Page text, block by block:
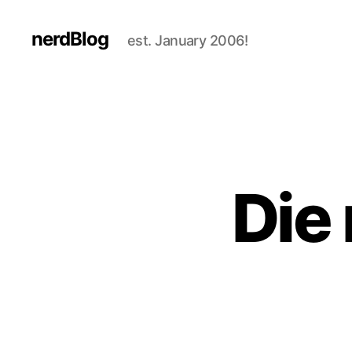
nerdBlog est. January 2006!